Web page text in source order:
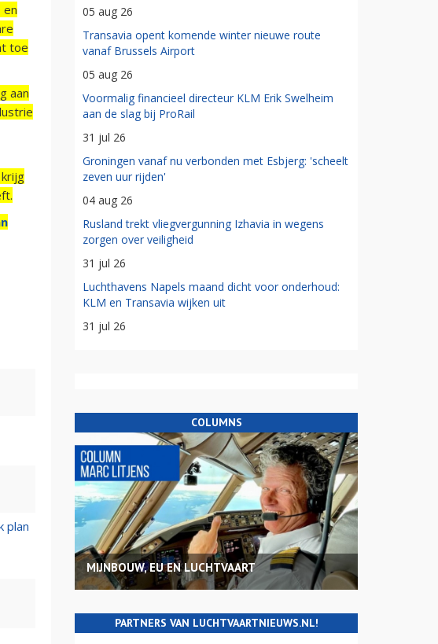
en
toe
aan
plan
05 aug 26
Transavia opent komende winter nieuwe route
vanaf Brussels Airport
05 aug 26
Voormalig financieel directeur KLM Erik Swelheim
aan de slag bij ProRail
31 jul 26
Groningen vanaf nu verbonden met Esbjerg: 'scheelt
zeven uur rijden'
04 aug 26
Rusland trekt vliegvergunning Izhavia in wegens
zorgen over veiligheid
31 jul 26
Luchthavens Napels maand dicht voor onderhoud:
KLM en Transavia wijken uit
31 jul 26
COLUMNS
MIJNBOUW, EU EN LUCHTVAART
PARTNERS VAN LUCHTVAARTNIEUWS.NL!